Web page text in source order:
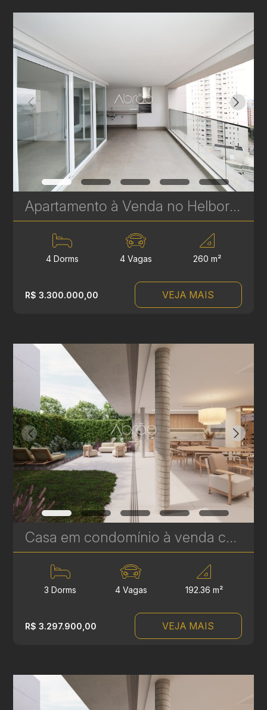
Apartamento à Venda no Helbor Landscape Ecoville - 4 Suítes - 255 m² | Ref. 1838
4 Dorms 4 Vagas 260 m²
R$ 3.300.000,00 VEJA MAIS
Casa em condomínio à venda com 3 suítes em Campina do Siqueira - 306,84 m² privativos - Casa Áurea | Ref. 1779
3 Dorms 4 Vagas 192.36 m²
R$ 3.297.900,00 VEJA MAIS